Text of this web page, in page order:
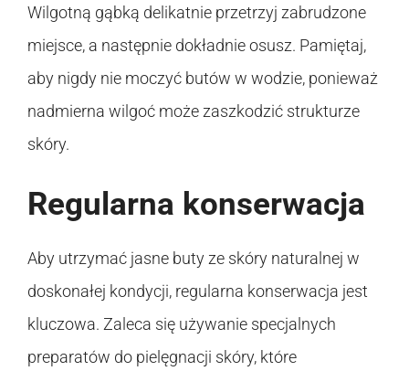
Wilgotną gąbką delikatnie przetrzyj zabrudzone
miejsce, a następnie dokładnie osusz. Pamiętaj,
aby nigdy nie moczyć butów w wodzie, ponieważ
nadmierna wilgoć może zaszkodzić strukturze
skóry.
Regularna konserwacja
Aby utrzymać jasne buty ze skóry naturalnej w
doskonałej kondycji, regularna konserwacja jest
kluczowa. Zaleca się używanie specjalnych
preparatów do pielęgnacji skóry, które